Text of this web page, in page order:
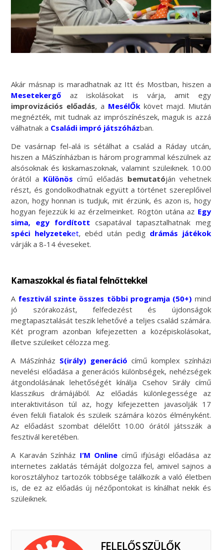
Akár másnap is maradhatnak az Itt és Mostban, hiszen a
Mesetekergő az iskolásokat is várja, amit egy
improvizációs előadás, a MesélŐk követ majd. Miután
megnézték, mit tudnak az imprószínészek, maguk is azzá
válhatnak a Családi impró játszóházban.
De vasárnap fel-alá is sétálhat a család a Ráday utcán,
hiszen a MáSzínházban is három programmal készülnek az
alsósoknak és kiskamaszoknak, valamint szüleiknek. 10.00
órától a Különös című előadás bemutatóján vehetnek
részt, és gondolkodhatnak együtt a történet szereplőivel
azon, hogy honnan is tudjuk, mit érzünk, és azon is, hogy
hogyan fejezzük ki az érzelmeinket. Rögtön utána az Egy
sima, egy fordított csapatával tapasztalhatnak meg
spéci helyzeteket, ebéd után pedig drámás játékok
várják a 8-14 éveseket.
Kamaszokkal és fiatal felnőttekkel
A fesztivál szinte összes többi programja (50+) mind
jó szórakozást, felfedezést és újdonságok
megtapasztalását teszik lehetővé a teljes család számára.
Két program azonban kifejezetten a középiskolásokat,
illetve szüleiket célozza meg.
A MáSzínház S(irály) generáció című komplex színházi
nevelési előadása a generációs különbségek, nehézségek
átgondolásának lehetőségét kínálja Csehov Sirály című
klasszikus drámájából. Az előadás különlegessége az
interaktivitáson túl az, hogy kifejezetten javasolják 17
éven felüli fiatalok és szüleik számára közös élményként.
Az előadást szombat délelőtt 10.00 órától játsszák a
fesztivál keretében.
A Karaván Színház I’M Online című ifjúsági előadása az
internetes zaklatás témáját dolgozza fel, amivel sajnos a
korosztályhoz tartozók többsége találkozik a való életben
is, de ez az előadás új nézőpontokat is kínálhat nekik és
szüleiknek.
FELELŐS SZÜLŐK